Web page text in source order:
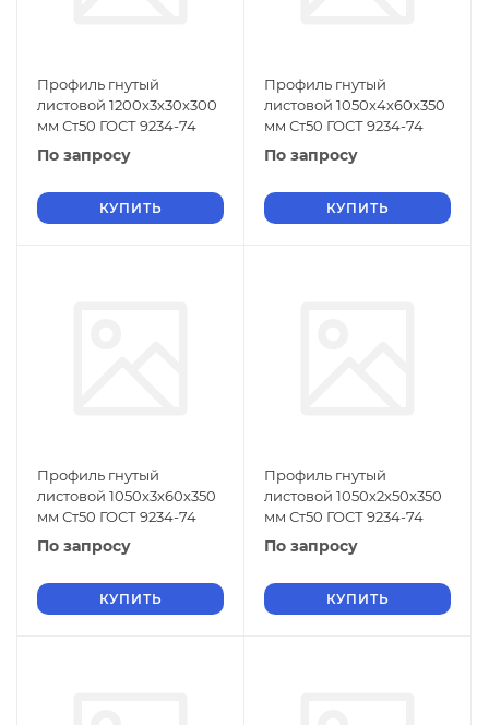
Профиль гнутый
листовой 1200х3х30х300
мм Ст50 ГОСТ 9234-74
По запросу
КУПИТЬ
Профиль гнутый
листовой 1050х4х60х350
мм Ст50 ГОСТ 9234-74
По запросу
КУПИТЬ
Профиль гнутый
листовой 1050х3х60х350
мм Ст50 ГОСТ 9234-74
По запросу
КУПИТЬ
Профиль гнутый
листовой 1050х2х50х350
мм Ст50 ГОСТ 9234-74
По запросу
КУПИТЬ